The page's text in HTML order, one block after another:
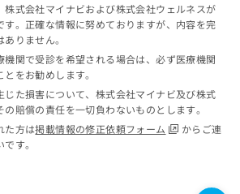
株式会社マイナビおよび株式会社ウェルネスが
す。正確な情報に努めておりますが、内容を完
りません。
機関で受診を希望される場合は、必ず医療機関
をお勧めします。
じた損害について、株式会社マイナビ及び株式
賠償の責任を一切負わないものとします。
た方は掲載情報の修正依頼フォーム
からご連
す。